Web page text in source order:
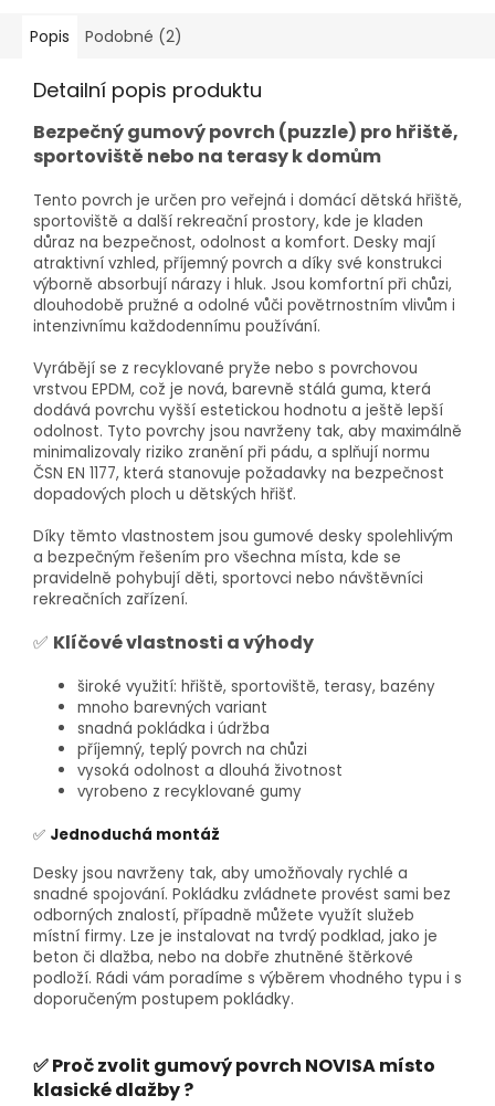
Popis Podobné (2)
Detailní popis produktu
Bezpečný gumový povrch (puzzle) pro hřiště,
sportoviště nebo na terasy k domům
Tento povrch je určen pro veřejná i domácí dětská hřiště,
sportoviště a další rekreační prostory, kde je kladen
důraz na bezpečnost, odolnost a komfort. Desky mají
atraktivní vzhled, příjemný povrch a díky své konstrukci
výborně absorbují nárazy i hluk. Jsou komfortní při chůzi,
dlouhodobě pružné a odolné vůči povětrnostním vlivům i
intenzivnímu každodennímu používání.
Vyrábějí se z recyklované pryže nebo s povrchovou
vrstvou EPDM, což je nová, barevně stálá guma, která
dodává povrchu vyšší estetickou hodnotu a ještě lepší
odolnost. Tyto povrchy jsou navrženy tak, aby maximálně
minimalizovaly riziko zranění při pádu, a splňují normu
ČSN EN 1177, která stanovuje požadavky na bezpečnost
dopadových ploch u dětských hřišť.
Díky těmto vlastnostem jsou gumové desky spolehlivým
a bezpečným řešením pro všechna místa, kde se
pravidelně pohybují děti, sportovci nebo návštěvníci
rekreačních zařízení.
✅ Klíčové vlastnosti a výhody
široké využití: hřiště, sportoviště, terasy, bazény
mnoho barevných variant
snadná pokládka i údržba
příjemný, teplý povrch na chůzi
vysoká odolnost a dlouhá životnost
vyrobeno z recyklované gumy
✅ Jednoduchá montáž
Desky jsou navrženy tak, aby umožňovaly rychlé a
snadné spojování. Pokládku zvládnete provést sami bez
odborných znalostí, případně můžete využít služeb
místní firmy. Lze je instalovat na tvrdý podklad, jako je
beton či dlažba, nebo na dobře zhutněné štěrkové
podloží. Rádi vám poradíme s výběrem vhodného typu i s
doporučeným postupem pokládky.
✅ Proč zvolit gumový povrch NOVISA místo
klasické dlažby ?